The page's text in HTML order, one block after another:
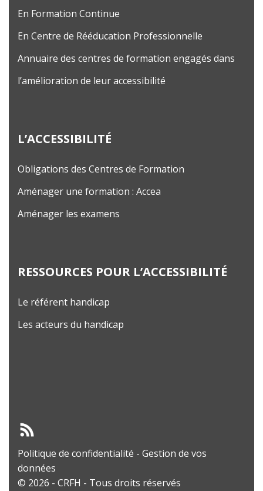
En Formation Continue
En Centre de Rééducation Professionnelle
Annuaire des centres de formation engagés dans
l’amélioration de leur accessibilité
L’ACCESSIBILITÉ
Obligations des Centres de Formation
Aménager une formation : Accea
Aménager les examens
RESSOURCES POUR L’ACCESSIBILITÉ
Le référent handicap
Les acteurs du handicap
Politique de confidentialité - Gestion de vos
données
© 2026 - CRFH - Tous droits réservés